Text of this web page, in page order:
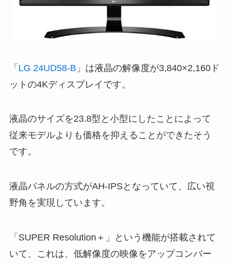
「 LG 24UD58-B 」は液晶の解像度が3,840×2,160ド
ットの4Kディスプレイです。
液晶のサイズを23.8型と小型にしたことによって
従来モデルよりも価格を抑えることができたそう
です。
液晶パネルの方式がAH-IPSとなっていて、広い視
野角を実現しています。
「SUPER Resolution＋」という機能が搭載されて
いて、これは、低解像度の映像をアップコンバー